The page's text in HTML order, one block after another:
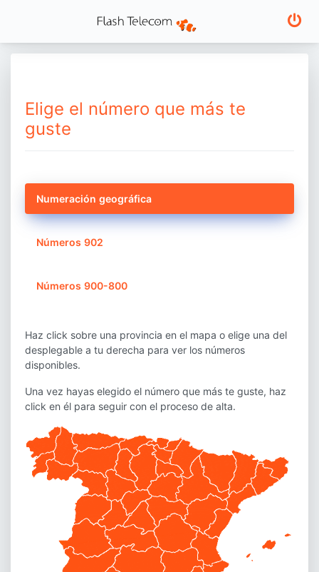
Elige el número que más te
guste
Numeración geográfica
Números 902
Números 900-800
Haz click sobre una provincia en el mapa o elige una del
desplegable a tu derecha para ver los números
disponibles.
Una vez hayas elegido el número que más te guste, haz
click en él para seguir con el proceso de alta.